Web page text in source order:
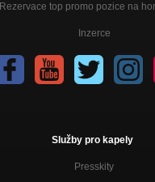
Rezervace top promo pozice na
Inzerce
Služby pro kapely
Presskity